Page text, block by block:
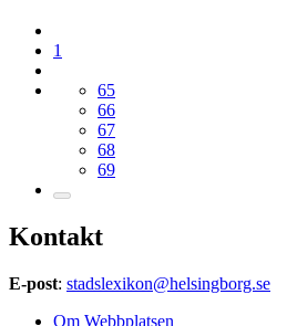
1
65
66
67
68
69
Kontakt
E-post: stadslexikon@helsingborg.se
Om Webbplatsen